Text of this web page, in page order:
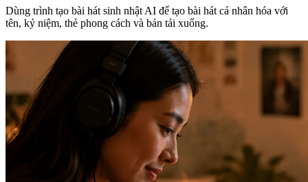
Dùng trình tạo bài hát sinh nhật AI để tạo bài hát cá nhân hóa với
tên, kỷ niệm, thẻ phong cách và bản tải xuống.